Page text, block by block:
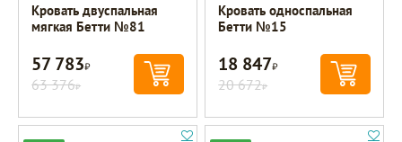
Кровать двуспальная
мягкая Бетти №81
57 783Р
63 376Р
Кровать односпальная
Бетти №15
18 847Р
20 672Р